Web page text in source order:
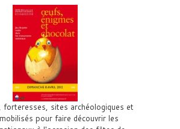
forteresses, sites archéologiques et
pour faire découvrir les